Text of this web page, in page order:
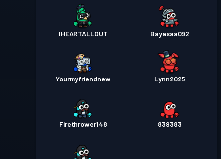
IHEARTALLOUT Bayasaa092
Yourmyfriendnew Lynn2025
Firethrower148 839383